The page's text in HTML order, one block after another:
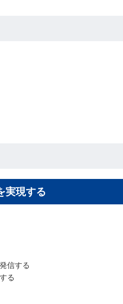
実現する
信する
る